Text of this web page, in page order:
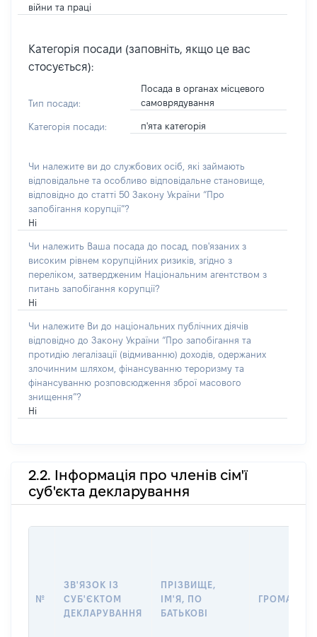
війни та праці
Категорія посади (заповніть, якщо це вас
стосується):
Тип посади:
Посада в органах місцевого
самоврядування
Категорія посади: п'ята категорія
Чи належите ви до службових осіб, які займають
відповідальне та особливо відповідальне становище,
відповідно до статті 50 Закону України “Про
запобігання корупції”?
Ні
Чи належить Ваша посада до посад, пов'язаних з
високим рівнем корупційних ризиків, згідно з
переліком, затвердженим Національним агентством з
питань запобігання корупції?
Ні
Чи належите Ви до національних публічних діячів
відповідно до Закону України “Про запобігання та
протидію легалізації (відмиванню) доходів, одержаних
злочинним шляхом, фінансуванню тероризму та
фінансуванню розповсюдження зброї масового
знищення”?
Ні
2.2. Інформація про членів сім'ї
суб'єкта декларування
№
ЗВ'ЯЗОК ІЗ
СУБ'ЄКТОМ
ДЕКЛАРУВАННЯ
ПРІЗВИЩЕ,
ІМ'Я, ПО
БАТЬКОВІ